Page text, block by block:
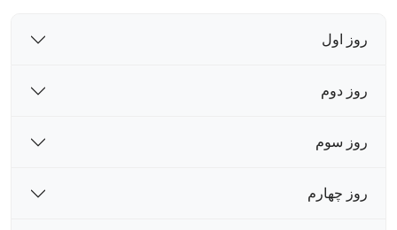
روز اول
روز دوم
روز سوم
روز چهارم